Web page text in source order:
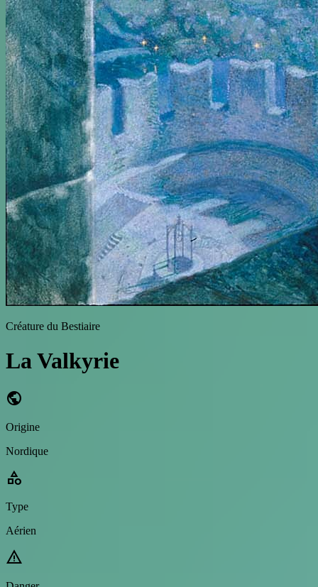
Créature du Bestiaire
La Valkyrie
public
Origine
Nordique
category
Type
Aérien
warning